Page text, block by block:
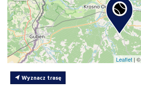
Leaflet | ©
Wyznacz trasę